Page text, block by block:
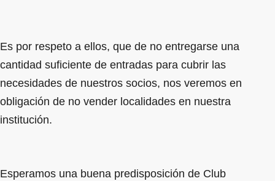
Es por respeto a ellos, que de no entregarse una
cantidad suficiente de entradas para cubrir las
necesidades de nuestros socios, nos veremos en
obligación de no vender localidades en nuestra
institución.
Esperamos una buena predisposición de Club